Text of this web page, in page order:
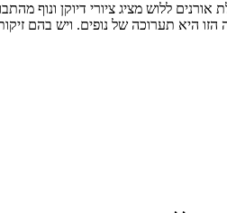
ללוש מציג ציורי דיוקן ונוף
הזו היא תערוכה של נופים. ויש בהם